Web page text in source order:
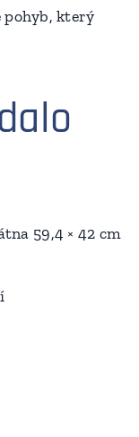
který
59,4 × 42 cm